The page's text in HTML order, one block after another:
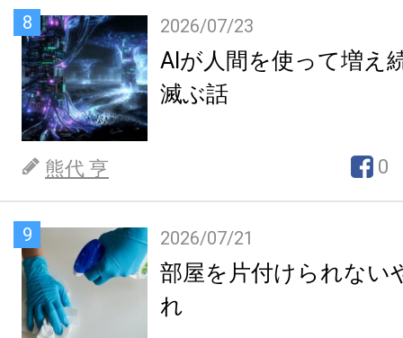
8 2026/07/23
AIが人間を使って増え
滅ぶ話
熊代 亨 0
9 2026/07/21
部屋を片付けられない
れ